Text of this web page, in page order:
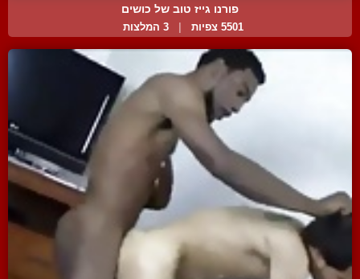
פורנו גייז טוב של כושים
5501 צפיות 3 המלצות